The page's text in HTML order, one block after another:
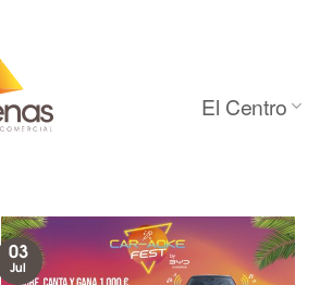
El Centro
03
Jul